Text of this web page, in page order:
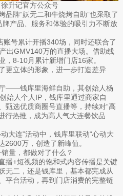
升记官方公众号
品牌“妖无二和牛烧烤自助”也采取了
产品、服务和体验的吸引力不断放
账号累计开播340场，同时还联合了
出GMV140万的直播大场。借助线
，8-10月累计新增门店16家。
更立体的形象，进一步打造差异
——钱库里海鲜自助，其创始人杨
始人个人IP，钱库里通过商家自
甄选优质商圈号直播等，持续对“高
行热推，成为高人气大连餐饮品
大连”活动中，钱库里联动“心动大
2600万，创造了新峰值。
量，都做对了什么？
播+短视频的饱和式内容传播是关键
无二，还是钱库里，基本都完成从
平台活动，再到门店消费的完整链